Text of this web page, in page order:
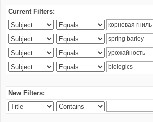
Current Filters:
New Filters: